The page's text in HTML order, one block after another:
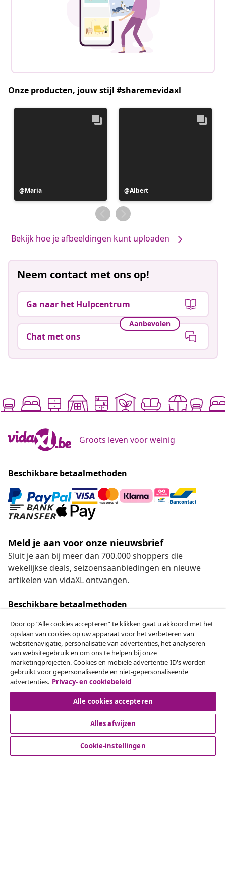
Onze producten, jouw stijl #sharemevidaxl
Bericht
gepubliceerd
Maria
Bericht
gepubliceerd
door
Albert
Bekijk hoe je afbeeldingen kunt uploaden
Neem contact met ons op!
Ga naar het Hulpcentrum
Aanbevolen
Chat met ons
Groots leven voor weinig
Beschikbare betaalmethoden
Meld je aan voor onze nieuwsbrief
Sluit je aan bij meer dan 700.000 shoppers die
wekelijkse deals, seizoensaanbiedingen en nieuwe
artikelen van vidaXL ontvangen.
Beschikbare betaalmethoden
Herroeping van de overeenkomst
Een annulering voor je bestelling indienen
Herroeping van de overeenkomst
Klantenservice
Door op “Alle cookies accepteren” te klikken gaat u akkoord met het
opslaan van cookies op uw apparaat voor het verbeteren van
websitenavigatie, personalisatie van advertenties, het analyseren
van websitegebruik en om ons te helpen bij onze
marketingprojecten. Cookies en mobiele advertentie-ID's worden
gebruikt voor gepersonaliseerde en niet-gepersonaliseerde
advertenties. Privacy- en cookiebeleid
Alle cookies accepteren
Alles afwijzen
Cookie-instellingen